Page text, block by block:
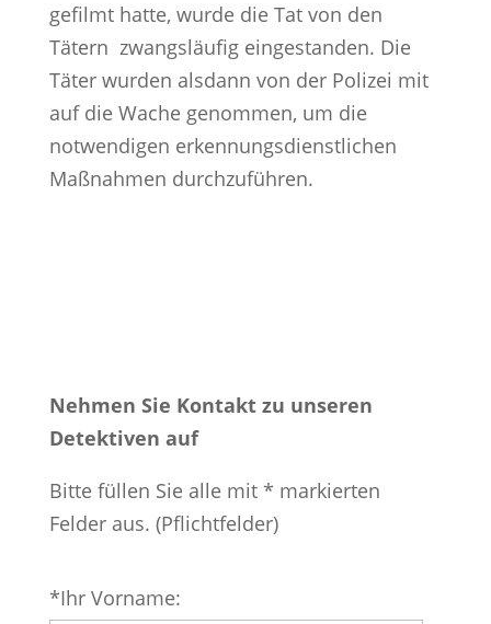
gefilmt hatte, wurde die Tat von den
Tätern zwangsläufig eingestanden. Die
Täter wurden alsdann von der Polizei mit
auf die Wache genommen, um die
notwendigen erkennungsdienstlichen
Maßnahmen durchzuführen.
Nehmen Sie Kontakt zu unseren
Detektiven auf
Bitte füllen Sie alle mit * markierten
Felder aus. (Pflichtfelder)
lasse
*Ihr Vorname: